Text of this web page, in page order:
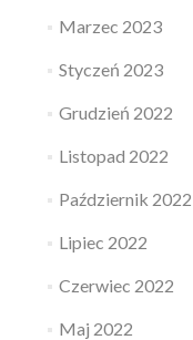
Marzec 2023
Styczeń 2023
Grudzień 2022
Listopad 2022
Październik 2022
Lipiec 2022
Czerwiec 2022
Maj 2022